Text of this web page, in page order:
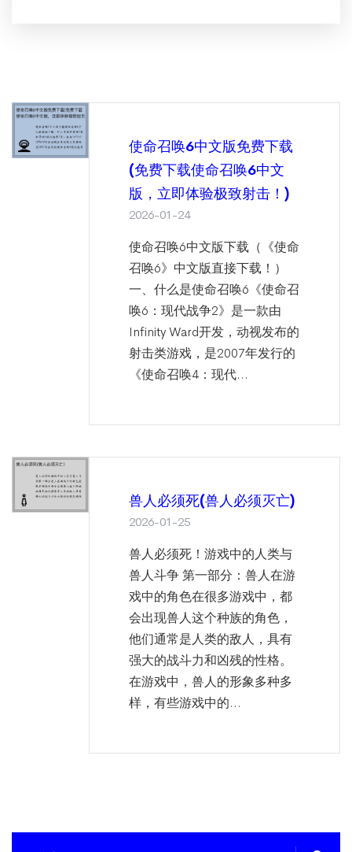
使命召唤6中文版免费下载
(免费下载使命召唤6中文
版，立即体验极致射击！)
2026-01-24
使命召唤6中文版下载（《使命
召唤6》中文版直接下载！）
一、什么是使命召唤6《使命召
唤6：现代战争2》是一款由
Infinity Ward开发，动视发布的
射击类游戏，是2007年发行的
《使命召唤4：现代...
兽人必须死(兽人必须灭亡)
2026-01-25
兽人必须死！游戏中的人类与
兽人斗争 第一部分：兽人在游
戏中的角色在很多游戏中，都
会出现兽人这个种族的角色，
他们通常是人类的敌人，具有
强大的战斗力和凶残的性格。
在游戏中，兽人的形象多种多
样，有些游戏中的...